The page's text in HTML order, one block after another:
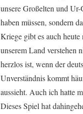
unsere Großelten und
haben müssen, sondern
Kriege gibt es auch
unserem Land verstehen
herzlos ist, wenn der
Unverständnis kommt
aussieht. Auch ich hatte
Dieses Spiel hat